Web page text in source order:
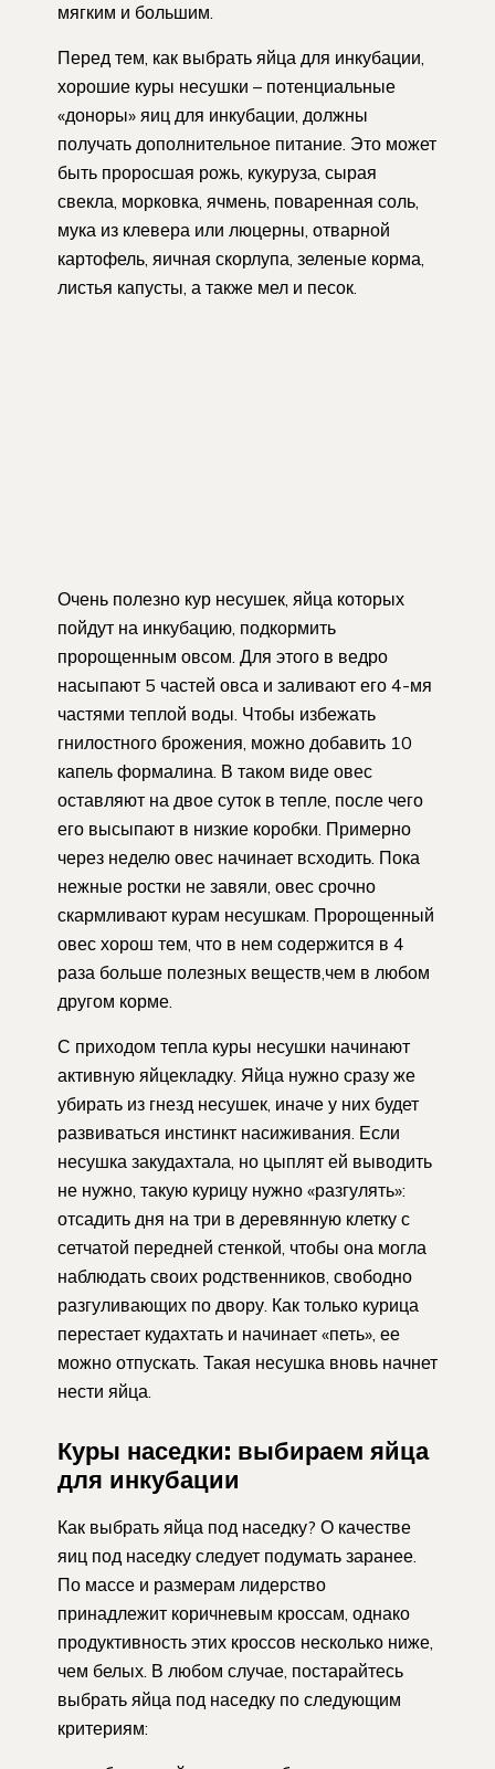
мягким и большим.
Перед тем, как выбрать яйца для инкубации,
хорошие куры несушки – потенциальные
«доноры» яиц для инкубации, должны
получать дополнительное питание. Это может
быть проросшая рожь, кукуруза, сырая
свекла, морковка, ячмень, поваренная соль,
мука из клевера или люцерны, отварной
картофель, яичная скорлупа, зеленые корма,
листья капусты, а также мел и песок.
Очень полезно кур несушек, яйца которых
пойдут на инкубацию, подкормить
пророщенным овсом. Для этого в ведро
насыпают 5 частей овса и заливают его 4-мя
частями теплой воды. Чтобы избежать
гнилостного брожения, можно добавить 10
капель формалина. В таком виде овес
оставляют на двое суток в тепле, после чего
его высыпают в низкие коробки. Примерно
через неделю овес начинает всходить. Пока
нежные ростки не завяли, овес срочно
скармливают курам несушкам. Пророщенный
овес хорош тем, что в нем содержится в 4
раза больше полезных веществ,чем в любом
другом корме.
С приходом тепла куры несушки начинают
активную яйцекладку. Яйца нужно сразу же
убирать из гнезд несушек, иначе у них будет
развиваться инстинкт насиживания. Если
несушка закудахтала, но цыплят ей выводить
не нужно, такую курицу нужно «разгулять»:
отсадить дня на три в деревянную клетку с
сетчатой передней стенкой, чтобы она могла
наблюдать своих родственников, свободно
разгуливающих по двору. Как только курица
перестает кудахтать и начинает «петь», ее
можно отпускать. Такая несушка вновь начнет
нести яйца.
Куры наседки: выбираем яйца
для инкубации
Как выбрать яйца под наседку? О качестве
яиц под наседку следует подумать заранее.
По массе и размерам лидерство
принадлежит коричневым кроссам, однако
продуктивность этих кроссов несколько ниже,
чем белых. В любом случае, постарайтесь
выбрать яйца под наседку по следующим
критериям: